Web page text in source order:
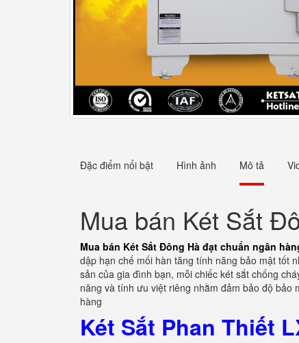
Đặc điểm nổi bật Hình ảnh Mô tả
Mua bán Két Sắt
Mua bán Két Sắt Đông Hà đạt chuẩn ngân
dập hạn chế mối hàn tăng tính năng bảo mật tốt
sản của gia đình bạn, mỗi chiếc két sắt chống
năng và tính ưu việt riêng nhằm đảm bảo độ
hàng
Két Sắt Phan Thiết